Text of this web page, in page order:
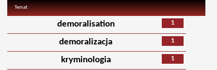
Temat
1
demoralisation
1
demoralizacja
1
kryminologia